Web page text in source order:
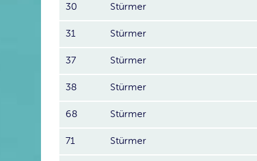
30 Stürmer
31 Stürmer
37 Stürmer
38 Stürmer
68 Stürmer
71 Stürmer